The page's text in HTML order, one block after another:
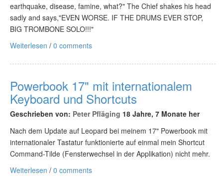
earthquake, disease, famine, what?" The Chief shakes his head
sadly and says,"EVEN WORSE. IF THE DRUMS EVER STOP,
BIG TROMBONE SOLO!!!"
Weiterlesen / 0 comments
Powerbook 17" mit internationalem
Keyboard und Shortcuts
Geschrieben von: Peter Pfläging 18 Jahre, 7 Monate her
Nach dem Update auf Leopard bei meinem 17" Powerbook mit
internationaler Tastatur funktionierte auf einmal mein Shortcut
Command-Tilde (Fensterwechsel in der Applikation) nicht mehr.
Weiterlesen / 0 comments